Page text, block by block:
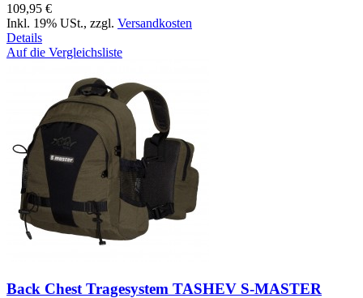
109,95 €
Inkl. 19% USt., zzgl. Versandkosten
Details
Auf die Vergleichsliste
Back Chest Tragesystem TASHEV S-MASTER